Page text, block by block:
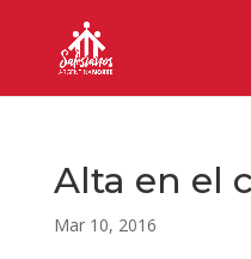
Alta en el
Mar 10, 2016